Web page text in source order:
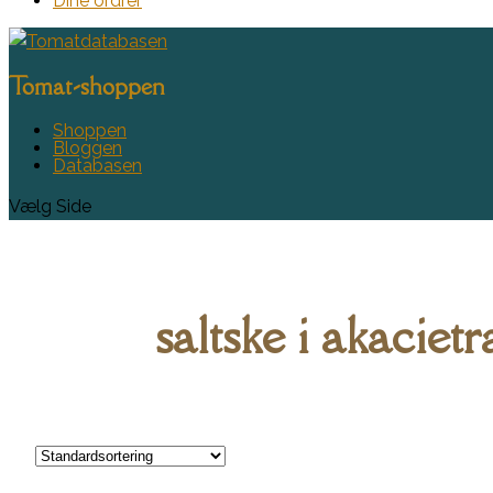
Tomat-shoppen
Shoppen
Bloggen
Databasen
Vælg Side
saltske i